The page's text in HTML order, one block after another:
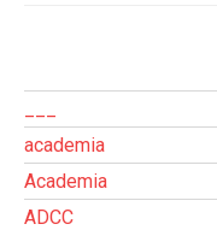
academia
Academia
ADCC